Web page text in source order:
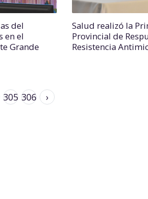
del
en el
Grande
Salud realizó la
Provincial de
Resistencia
305 306 ›